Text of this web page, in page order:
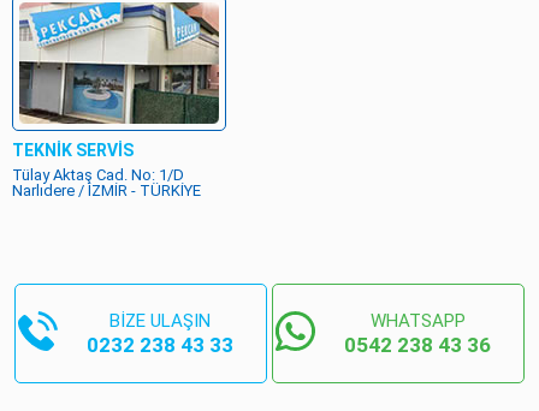
TEKNİK SERVİS
Tülay Aktaş Cad. No: 1/D
Narlıdere / İZMİR - TÜRKİYE
BİZE ULAŞIN
0232 238 43 33
WHATSAPP
0542 238 43 36